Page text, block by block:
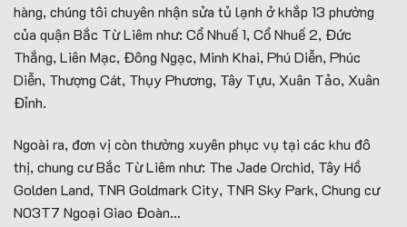
hàng, chúng tôi chuyên nhận sửa tủ lạnh ở khắp 13 phường
của quận Bắc Từ Liêm như: Cổ Nhuế 1, Cổ Nhuế 2, Đức
Thắng, Liên Mạc, Đông Ngạc, Minh Khai, Phú Diễn, Phúc
Diễn, Thượng Cát, Thụy Phương, Tây Tựu, Xuân Tảo, Xuân
Đỉnh.
Ngoài ra, đơn vị còn thường xuyên phục vụ tại các khu đô
thị, chung cư Bắc Từ Liêm như: The Jade Orchid, Tây Hồ
Golden Land, TNR Goldmark City, TNR Sky Park, Chung cư
N03T7 Ngoại Giao Đoàn…